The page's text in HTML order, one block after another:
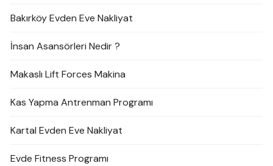
Bakırköy Evden Eve Nakliyat
İnsan Asansörleri Nedir ?
Makaslı Lift Forces Makina
Kas Yapma Antrenman Programı
Kartal Evden Eve Nakliyat
Evde Fitness Programı